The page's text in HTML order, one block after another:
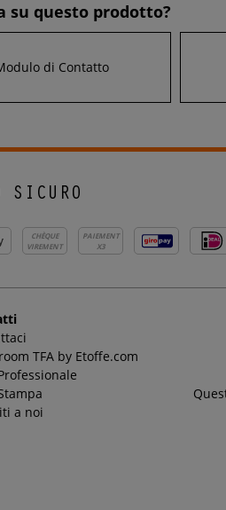
su questo prodotto?
di Contatto
SICURO
CHÈQUE
VIREMENT
PAIEMENT
X3
TFA by Etoffe.com
a noi